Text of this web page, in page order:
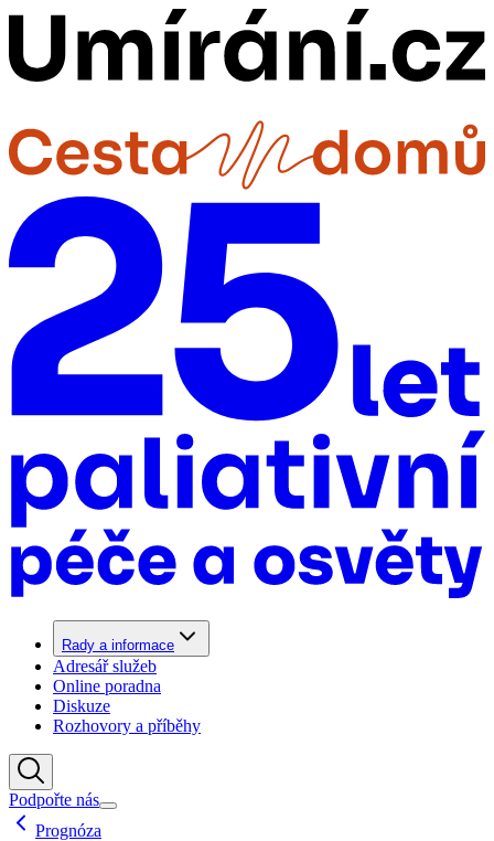
Rady a informace
Adresář služeb
Online poradna
Diskuze
Rozhovory a příběhy
Podpořte nás
Prognóza